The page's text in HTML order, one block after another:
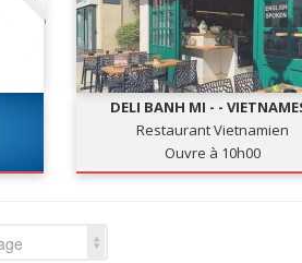
DELI BANH MI - -
STREETFOOD
Restaurant Vietnamien
Ouvre à 10h00